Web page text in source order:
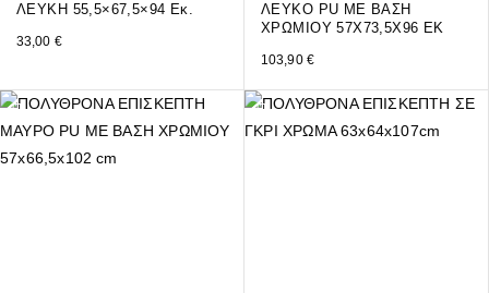
ΛΕΥΚΗ 55,5×67,5×94 Εκ.
33,00 €
ΛΕΥΚΟ PU ΜΕ ΒΑΣΗ
ΧΡΩΜΙΟΥ 57Χ73,5Χ96 ΕΚ
103,90 €